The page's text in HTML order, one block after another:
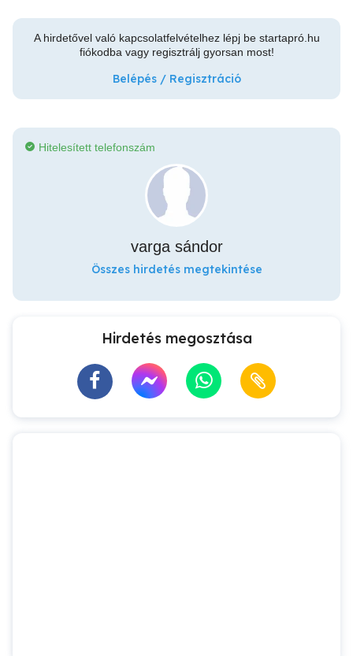
A hirdetővel való kapcsolatfelvételhez lépj be startapró.hu
fiókodba vagy regisztrálj gyorsan most!
Belépés / Regisztráció
Hitelesített telefonszám
varga sándor
Összes hirdetés megtekintése
Hirdetés megosztása